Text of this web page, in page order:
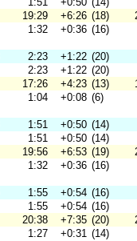
19:29
+6:26 (18)
1:32
+0:36 (16)
2:23 +1:22 (20)
2:23 +1:22 (20)
17:26
+4:23 (13)
1:04
+0:08 (6)
1:51 +0:50 (14)
1:51 +0:50 (14)
19:56
+6:53 (19)
1:32
+0:36 (16)
1:55 +0:54 (16)
1:55 +0:54 (16)
20:38
+7:35 (20)
1:27
+0:31 (14)